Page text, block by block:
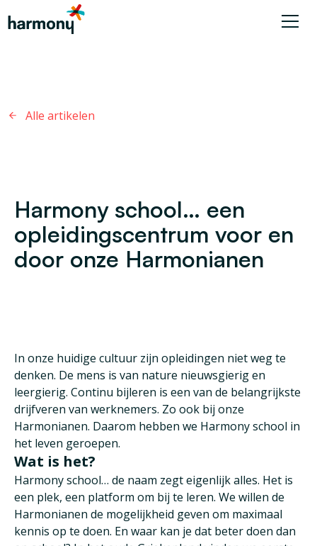
Alle artikelen
Harmony school… een
opleidingscentrum voor en
door onze Harmonianen
In onze huidige cultuur zijn opleidingen niet weg te
denken. De mens is van nature nieuwsgierig en
leergierig. Continu bijleren is een van de belangrijkste
drijfveren van werknemers. Zo ook bij onze
Harmonianen. Daarom hebben we Harmony school in
het leven geroepen.
Wat is het?
Harmony school… de naam zegt eigenlijk alles. Het is
een plek, een platform om bij te leren. We willen de
Harmonianen de mogelijkheid geven om maximaal
kennis op te doen. En waar kan je dat beter doen dan